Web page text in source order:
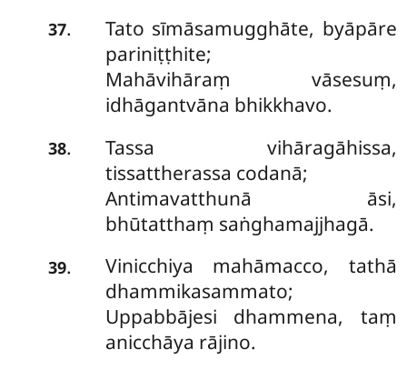
37.
Tato sīmāsamugghāte, byāpāre
pariniṭṭhite;
Mahāvihāraṃ vāsesuṃ,
idhāgantvāna bhikkhavo.
38.
Tassa vihāragāhissa,
tissattherassa codanā;
Antimavatthunā āsi,
bhūtatthaṃ saṅghamajjhagā.
39.
Vinicchiya mahāmacco, tathā
dhammikasammato;
Uppabbājesi dhammena, taṃ
anicchāya rājino.